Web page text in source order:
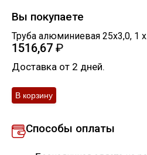
Скобо-гибочные
Нержавейка
Вы покупаете
Труба алюминиевая 25х3,0, 1
1516,67 ₽
Доставка от 2 дней.
Способы оплаты